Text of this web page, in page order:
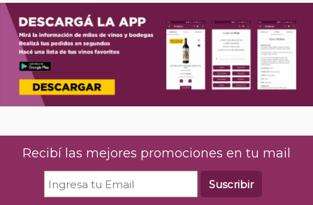
The Hakuto Premium Matsui Gin
700 ml
Comprar
$
Recibí las mejores promociones en tu mail
Suscribir